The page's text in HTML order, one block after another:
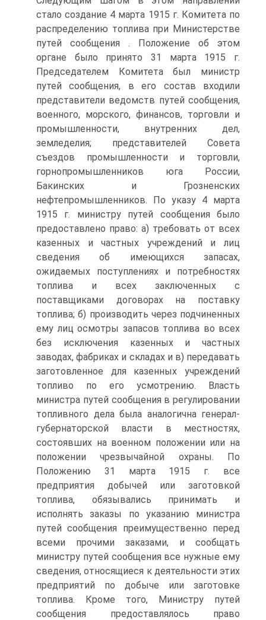
стало создание 4 марта 1915 г. Комитета по
распределению топлива при Министерстве
путей сообщения . Положение об этом
органе было принято 31 марта 1915 г.
Председателем Комитета был министр
путей сообщения, в его состав входили
представители ведомств путей сообщения,
военного, морского, финансов, торговли и
промышленности, внутренних дел,
земледелия; представителей Совета
съездов промышленности и торговли,
горнопромышленников юга России,
Бакинских и Грозненских
нефтепромышленников. По указу 4 марта
1915 г. министру путей сообщения было
предоставлено право: а) требовать от всех
казенных и частных учреждений и лиц
сведения об имеющихся запасах,
ожидаемых поступлениях и потребностях
топлива и всех заключенных с
поставщиками договорах на поставку
топлива; б) производить через подчиненных
ему лиц осмотры запасов топлива во всех
без исключения казенных и частных
заводах, фабриках и складах и в) передавать
заготовленное для казенных учреждений
топливо по его усмотрению. Власть
министра путей сообщения в регулировании
топливного дела была аналогична генерал-
губернаторской власти в местностях,
состоявших на военном положении или на
положении чрезвычайной охраны. По
Положению 31 марта 1915 г. все
предприятия добычей или заготовкой
топлива, обязывались принимать и
исполнять заказы по указанию министра
путей сообщения преимущественно перед
всеми прочими заказами, и сообщать
министру путей сообщения все нужные ему
сведения, относящиеся к деятельности этих
предприятий по добыче или заготовке
топлива. Кроме того, Министру путей
сообщения предоставлялось право